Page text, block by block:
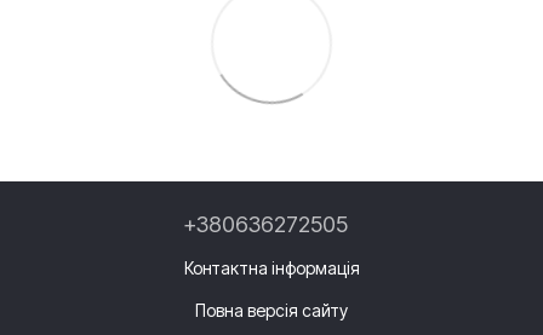
+380636272505
Контактна інформація
Повна версія сайту